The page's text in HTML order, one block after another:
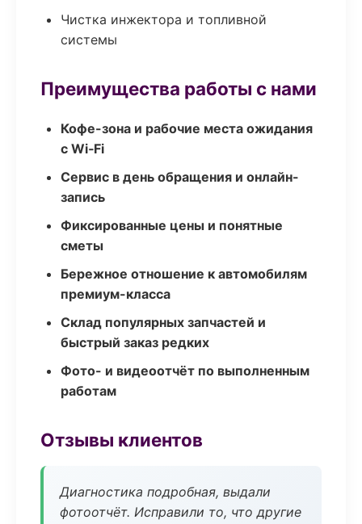
Чистка инжектора и топливной
системы
Преимущества работы с нами
Кофе-зона и рабочие места ожидания
с Wi‑Fi
Сервис в день обращения и онлайн-
запись
Фиксированные цены и понятные
сметы
Бережное отношение к автомобилям
премиум-класса
Склад популярных запчастей и
быстрый заказ редких
Фото- и видеоотчёт по выполненным
работам
Отзывы клиентов
Диагностика подробная, выдали
фотоотчёт. Исправили то, что другие